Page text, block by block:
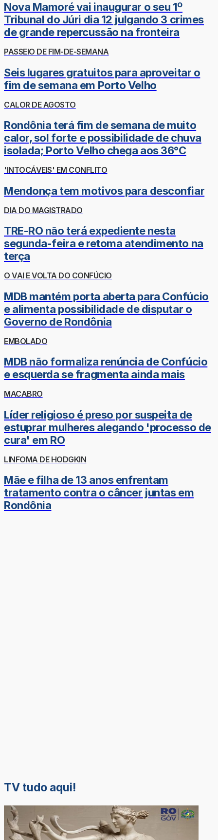
Nova Mamoré vai inaugurar o seu 1º
Tribunal do Júri dia 12 julgando 3 crimes
de grande repercussão na fronteira
PASSEIO DE FIM-DE-SEMANA
Seis lugares gratuitos para aproveitar o
fim de semana em Porto Velho
CALOR DE AGOSTO
Rondônia terá fim de semana de muito
calor, sol forte e possibilidade de chuva
isolada; Porto Velho chega aos 36°C
'INTOCÁVEIS' EM CONFLITO
Mendonça tem motivos para desconfiar
DIA DO MAGISTRADO
TRE-RO não terá expediente nesta
segunda-feira e retoma atendimento na
terça
O VAI E VOLTA DO CONFÚCIO
MDB mantém porta aberta para Confúcio
e alimenta possibilidade de disputar o
Governo de Rondônia
EMBOLADO
MDB não formaliza renúncia de Confúcio
e esquerda se fragmenta ainda mais
MACABRO
Líder religioso é preso por suspeita de
estuprar mulheres alegando 'processo de
cura' em RO
LINFOMA DE HODGKIN
Mãe e filha de 13 anos enfrentam
tratamento contra o câncer juntas em
Rondônia
TV tudo aqui!